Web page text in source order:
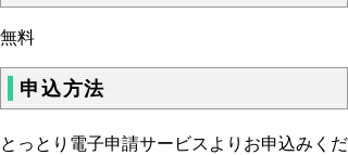
無料
申込方法
とっとり電子申請サービスよりお申込みくだ